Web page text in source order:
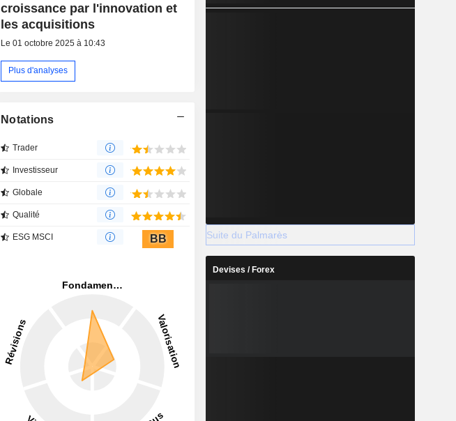
croissance par l'innovation et
les acquisitions
Le 01 octobre 2025 à 10:43
Plus d'analyses
Notations
Trader
Investisseur
Globale
Qualité
ESG MSCI BB Suite du Palmarès
Devises / Forex